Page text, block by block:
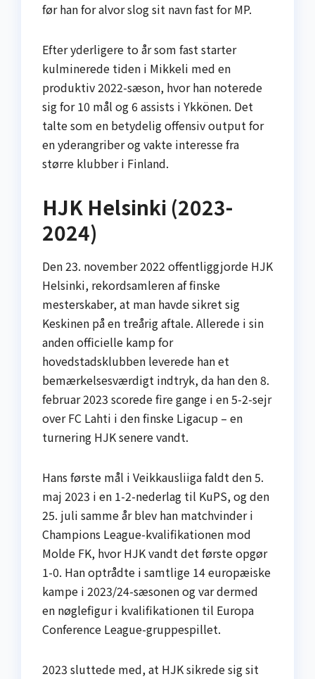
før han for alvor slog sit navn fast for MP.
Efter yderligere to år som fast starter
kulminerede tiden i Mikkeli med en
produktiv 2022-sæson, hvor han noterede
sig for 10 mål og 6 assists i Ykkönen. Det
talte som en betydelig offensiv output for
en yderangriber og vakte interesse fra
større klubber i Finland.
HJK Helsinki (2023-
2024)
Den 23. november 2022 offentliggjorde HJK
Helsinki, rekordsamleren af finske
mesterskaber, at man havde sikret sig
Keskinen på en treårig aftale. Allerede i sin
anden officielle kamp for
hovedstadsklubben leverede han et
bemærkelsesværdigt indtryk, da han den 8.
februar 2023 scorede fire gange i en 5-2-sejr
over FC Lahti i den finske Liga­cup – en
turnering HJK senere vandt.
Hans første mål i Veikkausliiga faldt den 5.
maj 2023 i en 1-2-nederlag til KuPS, og den
25. juli samme år blev han matchvinder i
Champions League-kvalifikationen mod
Molde FK, hvor HJK vandt det første opgør
1-0. Han optrådte i samtlige 14 europæiske
kampe i 2023/24-sæsonen og var dermed
en nøglefigur i kvalifikationen til Europa
Conference League-gruppespillet.
2023 sluttede med, at HJK sikrede sig sit